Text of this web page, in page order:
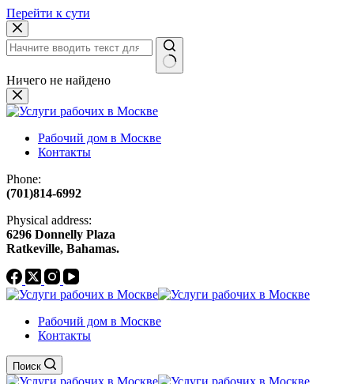
Перейти к сути
Ничего не найдено
Рабочий дом в Москве
Контакты
Phone:
(701)814-6992
Physical address:
​6296 Donnelly Plaza
Ratkeville, ​Bahamas.
Рабочий дом в Москве
Контакты
Поиск